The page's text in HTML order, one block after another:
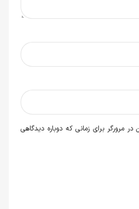
مرورگر برای زمانی که دوباره دیدگاهی